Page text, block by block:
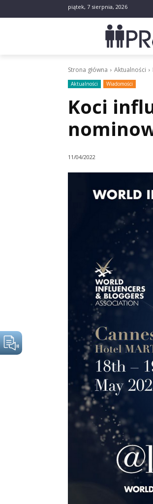
piątek, 7 sierpnia, 2026
Strona główna Aktualności
Aktualności Wiadomości
Koci
11/04/2022